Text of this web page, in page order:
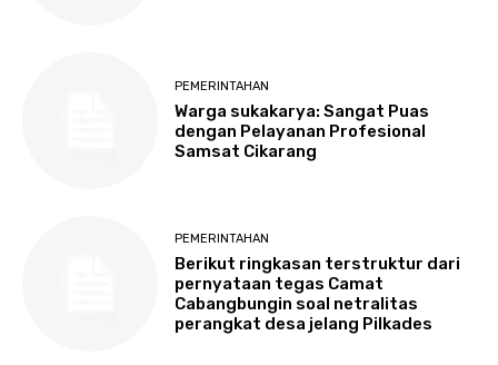
PEMERINTAHAN
Warga sukakarya: Sangat Puas
dengan Pelayanan Profesional
Samsat Cikarang
PEMERINTAHAN
Berikut ringkasan terstruktur dari
pernyataan tegas Camat
Cabangbungin soal netralitas
perangkat desa jelang Pilkades